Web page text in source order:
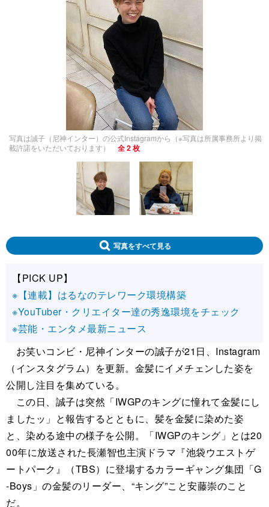
写真は誠子（尼神インター）の公式Instagramから（※写真は所属事務所より掲
載許諾をいただいております）
全 2 枚
写真をすべて見る
【PICK UP】
※【連載】はるなのテレワーク環境構築
※YouTuber・クリエイター達の秀逸環境をチェック
※芸能・エンタメ最新ニュース
お笑いコンビ・尼神インターの誠子が21日、Instagram
（インスタグラム）を更新。金髪にイメチェンした姿を
公開し注目を集めている。
この日、誠子は突然「IWGPのキングに憧れて金髪にし
ましたッ」と報告するとともに、髪を金髪に染めた姿
と、染める途中の様子を公開。「IWGPのキング」とは20
00年に放送された長瀬智也主演ドラマ『池袋ウエストゲ
ートパーク』（TBS）に登場するカラーギャング集団「G
-Boys」の金髪のリーダー、“キング”こと安藤崇のこと
だ。